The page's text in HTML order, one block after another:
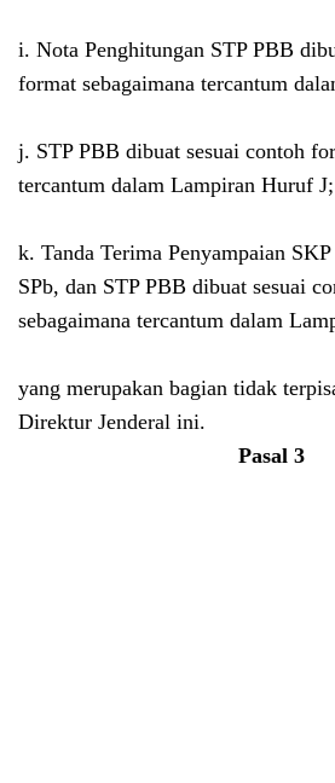
i. Nota Penghitungan STP PBB
format sebagaimana tercantum
j. STP PBB dibuat sesuai contoh
tercantum dalam Lampiran Huruf J;
k. Tanda Terima Penyampaian
SPb, dan STP PBB dibuat sesuai
sebagaimana tercantum dalam
yang merupakan bagian tidak
Direktur Jenderal ini.
Pasal 3